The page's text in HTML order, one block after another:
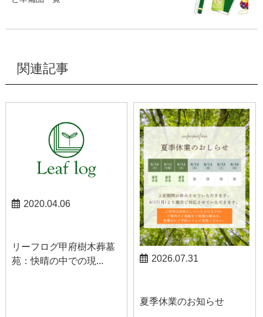
関連記事
2020.04.06
リーフログ甲府樹木葬墓
苑：快晴の中での現...
2026.07.31
夏季休業のお知らせ